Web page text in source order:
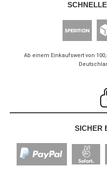
Ab einem Einkaufswert von
SICHER